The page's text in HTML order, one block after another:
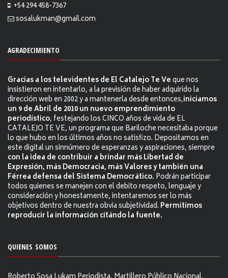
+54 294 458-7367
sosalukman@gmail.com
AGRADECIMIENTO
Gracias a los televidentes de El Catalejo Te Veque nos
insistieron en intentarlo, a la previsión de haber adquirido la
dirección web en 2002 y a mantenerla desde entonces,iniciamos
un 9 de Abril de 2010 un nuevo emprendimiento
periodístico, festejando los CINCO años de vida de EL
CATALEJO TE VE, un programa que Bariloche necesitaba porque
lo que hubo en los últimos años no satisfizo. Depositamos en
este digital un sinnúmero de esperanzas y aspiraciones, siempre
con la idea de contribuir a brindar más Libertad de
Expresión, más Democracia, más Valores y también una
Férrea defensa del Sistema Democrático. Podrán participar
todos quienes se manejen con el debito respeto, lenguaje y
consideración y honestamente, intentaremos ser lo más
objetivos dentro de nuestra obvia subjetividad. Permitimos
reproducir la información citándo la fuente.
QUIENES SOMOS